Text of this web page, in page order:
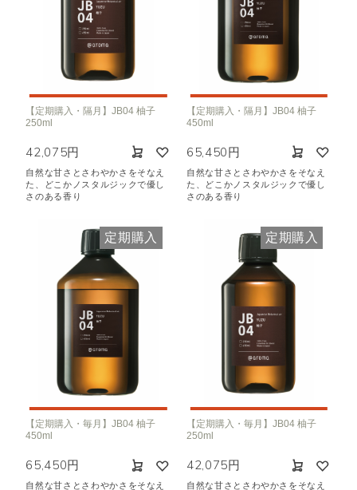
【定期購入・隔月】JB04 柚子
250ml
42,075円
自然な甘さとさわやかさをそなえ
た、どこかノスタルジックで優し
さのある香り
【定期購入・隔月】JB04 柚子
450ml
65,450円
自然な甘さとさわやかさをそなえ
た、どこかノスタルジックで優し
さのある香り
定期購入
【定期購入・毎月】JB04 柚子
450ml
65,450円
自然な甘さとさわやかさをそなえ
定期購入
【定期購入・毎月】JB04 柚子
250ml
42,075円
自然な甘さとさわやかさをそなえ